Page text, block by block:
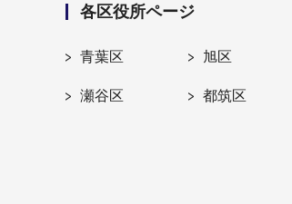
各区役所ページ
青葉区 旭区
瀬谷区 都筑区